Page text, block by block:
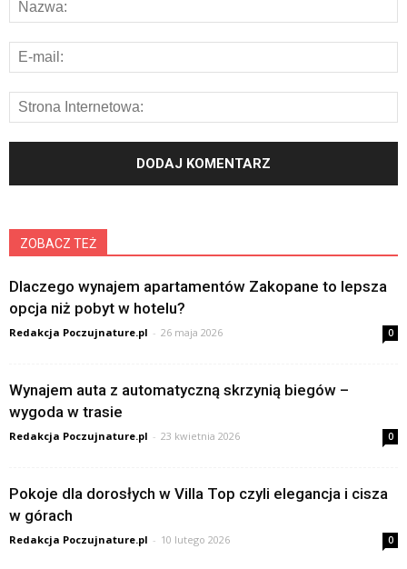
ZOBACZ TEŻ
Dlaczego wynajem apartamentów Zakopane to lepsza
opcja niż pobyt w hotelu?
Redakcja Poczujnature.pl - 26 maja 2026 0
Wynajem auta z automatyczną skrzynią biegów –
wygoda w trasie
Redakcja Poczujnature.pl - 23 kwietnia 2026 0
Pokoje dla dorosłych w Villa Top czyli elegancja i cisza
w górach
Redakcja Poczujnature.pl - 10 lutego 2026 0